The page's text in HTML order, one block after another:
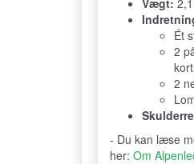
Ét
2
2
- Du kan læse
her: Om